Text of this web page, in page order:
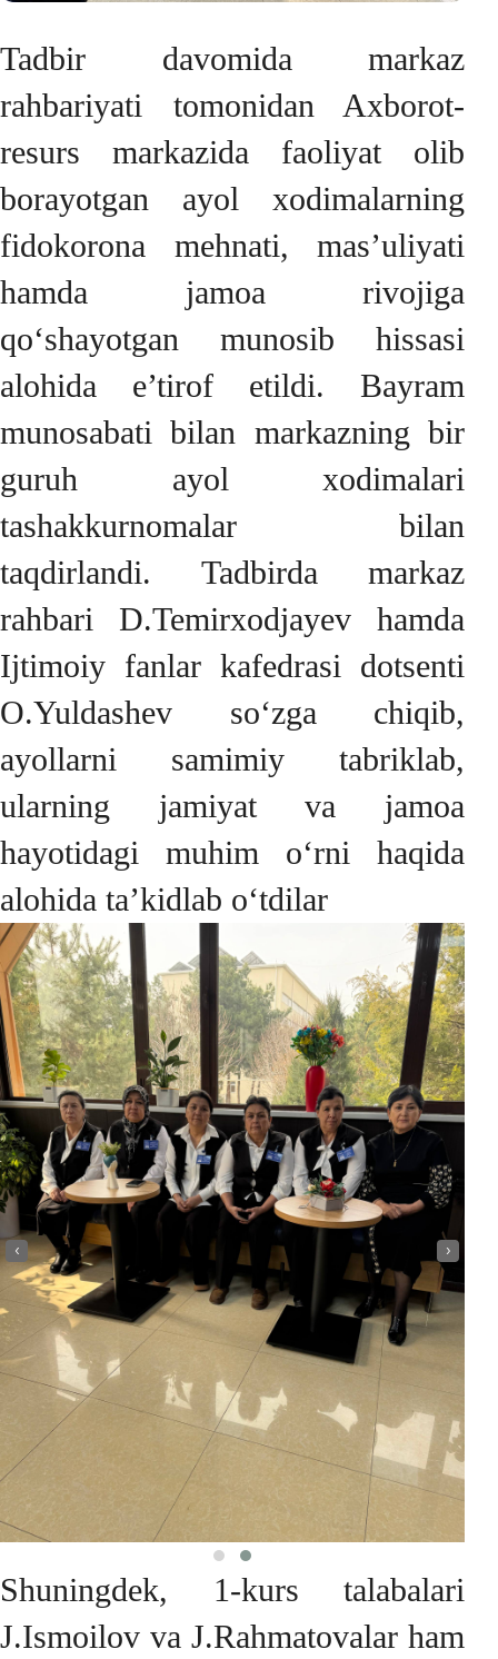
Tadbir davomida markaz
rahbariyati tomonidan Axborot-
resurs markazida faoliyat olib
borayotgan ayol xodimalarning
fidokorona mehnati, mas’uliyati
hamda jamoa rivojiga
qo‘shayotgan munosib hissasi
alohida e’tirof etildi. Bayram
munosabati bilan markazning bir
guruh ayol xodimalari
tashakkurnomalar bilan
taqdirlandi. Tadbirda markaz
rahbari D.Temirxodjayev hamda
Ijtimoiy fanlar kafedrasi dotsenti
O.Yuldashev so‘zga chiqib,
ayollarni samimiy tabriklab,
ularning jamiyat va jamoa
hayotidagi muhim o‘rni haqida
alohida ta’kidlab o‘tdilar
‹ ›
Shuningdek, 1-kurs talabalari
J.Ismoilov va J.Rahmatovalar ham